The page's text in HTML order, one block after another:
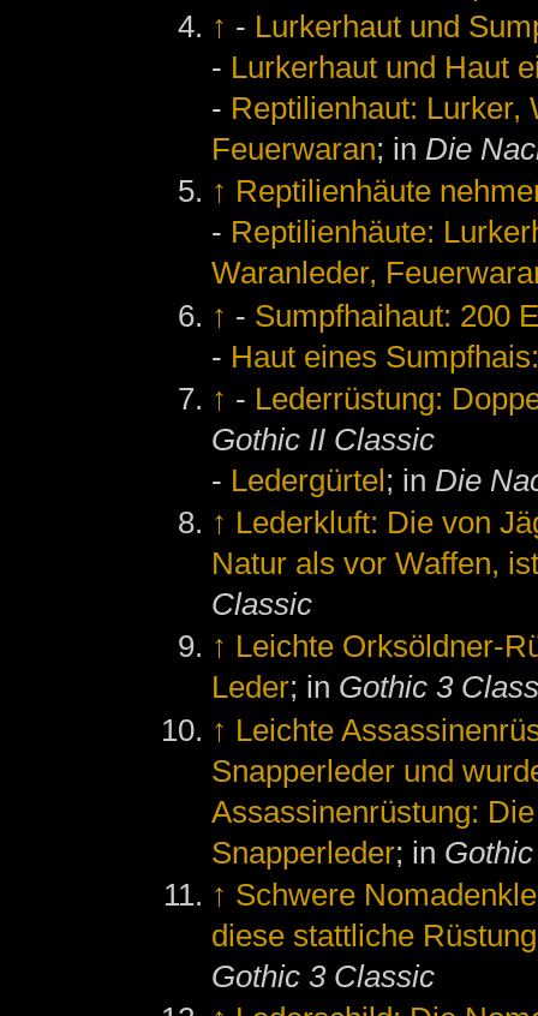
↑ - Lurkerhaut und
- Lurkerhaut und Haut
- Reptilienhaut: Lurker,
Feuerwaran; in Die
↑ Reptilienhäute
- Reptilienhäute:
Waranleder,
↑ - Sumpfhaihaut: 200
- Haut eines
↑ - Lederrüstung:
Gothic II Classic
- Ledergürtel; in Die
↑ Lederkluft: Die von
Natur als vor Waffen,
Classic
↑ Leichte Orksöldner-
Leder; in Gothic 3
↑ Leichte
Snapperleder und
Assassinenrüstung:
Snapperleder; in
↑ Schwere
diese stattliche
Gothic 3 Classic